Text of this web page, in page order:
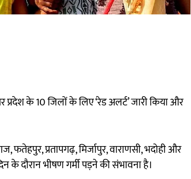
के 10 जिलों के लिए ‘रेड अलर्ट’ जारी किया और
फतेहपुर, प्रतापगढ़, मिर्जापुर, वाराणसी, भदोही और
के दौरान भीषण गर्मी पड़ने की संभावना है।